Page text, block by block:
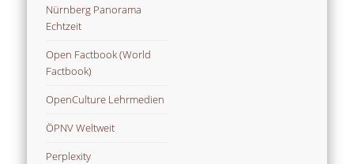
Nürnberg Panorama
Echtzeit
Open Factbook (World
Factbook)
OpenCulture Lehrmedien
ÖPNV Weltweit
Perplexity